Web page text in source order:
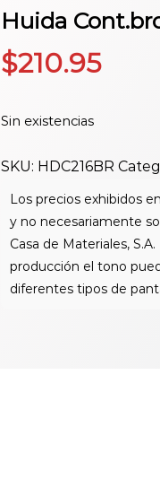
Huida
$210.95
Sin existencias
SKU: HDC216BR